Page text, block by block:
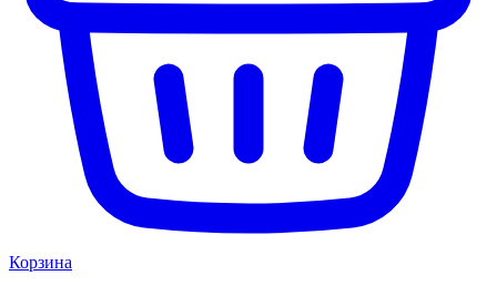
Корзина